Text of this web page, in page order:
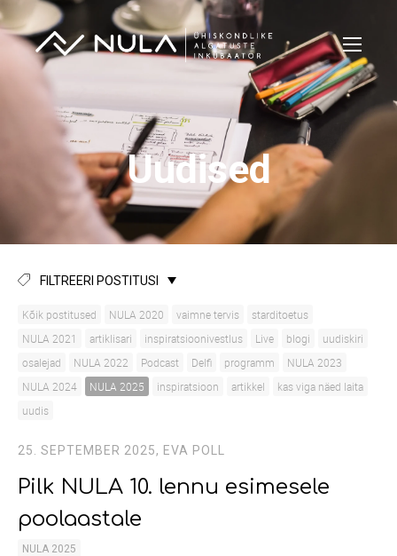
Uudised
FILTREERI POSTITUSI
Kõik postitused NULA 2020 vaimne tervis
starditoetus
NULA 2021
artiklisari inspiratsioonivestlus Live blogi
uudiskiri
osalejad
NULA 2022 Podcast Delfi programm
NULA 2023
NULA 2024
NULA 2025 inspiratsioon artikkel
kas viga näed laita
uudis
25. SEPTEMBER 2025, EVA POLL
Pilk NULA 10. lennu esimesele
poolaastale
NULA 2025